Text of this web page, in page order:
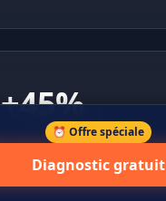
+45%
⏰ Offre spéciale
Diagnostic gratuit